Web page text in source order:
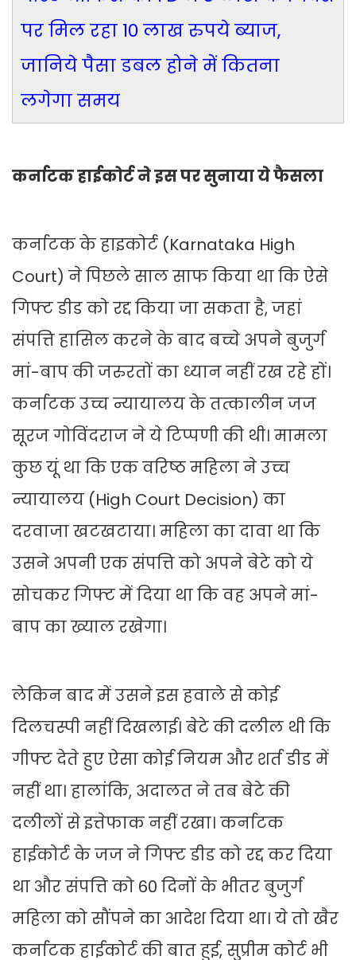
पर मिल रहा 10 लाख रुपये ब्याज,
जानिये पैसा डबल होने में कितना
लगेगा समय
कर्नाटक हाईकोर्ट ने इस पर सुनाया ये फैसला
कर्नाटक के हाइकोर्ट (Karnataka High
Court) ने पिछले साल साफ किया था कि ऐसे
गिफ्ट डीड को रद्द किया जा सकता है, जहां
संपत्ति हासिल करने के बाद बच्चे अपने बुजुर्ग
मां-बाप की जरुरतों का ध्यान नहीं रख रहे हों।
कर्नाटक उच्च न्यायालय के तत्कालीन जज
सूरज गोविंदराज ने ये टिप्पणी की थी। मामला
कुछ यूं था कि एक वरिष्ठ महिला ने उच्च
न्यायालय (High Court Decision) का
दरवाजा खटखटाया। महिला का दावा था कि
उसने अपनी एक संपत्ति को अपने बेटे को ये
सोचकर गिफ्ट में दिया था कि वह अपने मां-
बाप का ख्याल रखेगा।
लेकिन बाद में उसने इस हवाले से कोई
दिलचस्पी नहीं दिखलाई। बेटे की दलील थी कि
गीफ्ट देते हुए ऐसा कोई नियम और शर्त डीड में
नहीं था। हालांकि, अदालत ने तब बेटे की
दलीलों से इत्तेफाक नहीं रखा। कर्नाटक
हाईकोर्ट के जज ने गिफ्ट डीड को रद्द कर दिया
था और संपत्ति को 60 दिनों के भीतर बुजुर्ग
महिला को सौंपने का आदेश दिया था। ये तो खैर
कर्नाटक हाईकोर्ट की बात हुई, सुप्रीम कोर्ट भी